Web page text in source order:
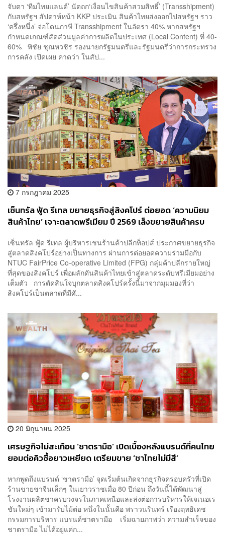
จับตา ‘ทีมไทยแลนด์’ นัดถก‘เงื่อนไขสินค้าสวมสิทธิ์’ (Transshipment)
กับสหรัฐฯ สัปดาห์หน้า KKP ประเมิน สินค้าไทยส่งออกไปสหรัฐฯ ราว
‘ครึ่งหนึ่ง’ จ่อโดนภาษี Transshipment ในอัตรา 40% หากสหรัฐฯ
กำหนดเกณฑ์สัดส่วนมูลค่าการผลิตในประเทศ (Local Content) ที่ 40-
60% พิชัย ชุณหวชิร รองนายกรัฐมนตรีและรัฐมนตรีว่าการกระทรวง
การคลัง เปิดเผย คาดว่า ในสัป...
7 กรกฎาคม 2025
เซ็นทรัล ฟู้ด รีเทล ขยายธุรกิจสู่สิงคโปร์ ต่อยอด ‘ความนิยม
สินค้าไทย’ เจาะตลาดพรีเมียม ปี 2569 เล็งขยายสินค้าครบ
เซ็นทรัล ฟู้ด รีเทล ผู้บริหารเชนร้านค้าปลีกท็อปส์ ประกาศขยายธุรกิจ
สู่ตลาดสิงคโปร์อย่างเป็นทางการ ผ่านการต่อยอดความร่วมมือกับ
NTUC FairPrice Co-operative Limited (FPG) กลุ่มค้าปลีกรายใหญ่
ที่สุดของสิงคโปร์ เพื่อผลักดันสินค้าไทยเข้าสู่ตลาดระดับพรีเมียมอย่าง
เต็มตัว การตัดสินใจบุกตลาดสิงคโปร์ครั้งนี้มาจากมุมมองที่ว่า
สิงคโปร์เป็นตลาดที่มีศั...
20 มิถุนายน 2025
เศรษฐกิจไม่สะเทือน ‘ชาตรามือ’ เปิดเบื้องหลังแบรนด์ที่คนไทย
ยอมต่อคิวซื้อยาวเหยียด เตรียมขาย ‘ชาไทยไม่มีสี’
หากพูดถึงแบรนด์ ‘ชาตรามือ’ จุดเริ่มต้นเกิดจากธุรกิจครอบครัวที่เปิด
ร้านขายชาจีนเล็กๆ ในเยาวราชเมื่อ 80 ปีก่อน ถึงวันนี้ได้พัฒนาสู่
โรงงานผลิตชาครบวงจรในภาคเหนือและส่งต่อการบริหารให้เจเนอเร
ชันใหม่ๆ เข้ามารับไม้ต่อ หนึ่งในนั้นคือ พราวนรินทร์ เรืองฤทธิเดช
กรรมการบริหาร แบรนด์ชาตรามือ เริ่มฉายภาพว่า ความสำเร็จของ
ชาตรามือ ไม่ได้อยู่แค่ก...